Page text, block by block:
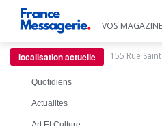
VOS
localisation actuelle : 155 Rue
Quotidiens
Actualites